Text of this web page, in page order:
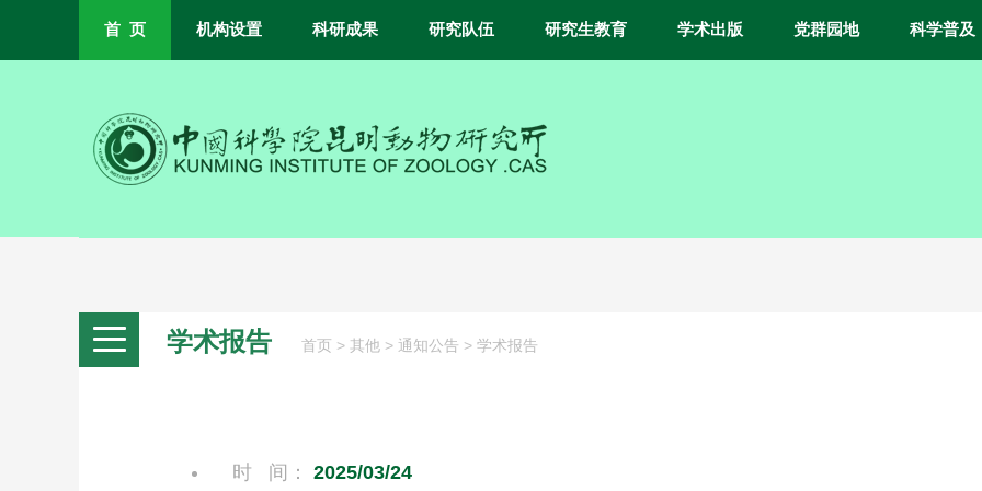
首 页 机构设置 科研成果 研究队伍 研究生教育 学术出版 党群园地 科学普及
学术报告 首页 > 其他 > 通知公告 > 学术报告
时 间： 2025/03/24